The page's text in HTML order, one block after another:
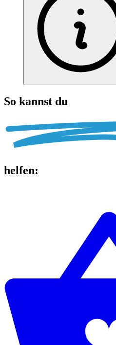
So kannst du
helfen: